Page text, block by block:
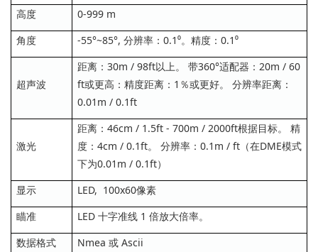
高度
0-999 m
角度
-55°~85°, 分辨率：0.1⁰。精度：0.1⁰
超声波
距离：30m / 98ft以上。 带360°适配器：20m / 60
ft或更高：精度距离：1％或更好。 分辨率距离：
0.01m / 0.1ft
激光
距离：46cm / 1.5ft - 700m / 2000ft根据目标。 精
度：4cm / 0.1ft。 分辨率：0.1m / ft（在DME模式
下为0.01m / 0.1ft）
显示
LED, 100x60像素
瞄准
LED 十字准线 1 倍放大倍率。
数据格式
Nmea 或 Ascii